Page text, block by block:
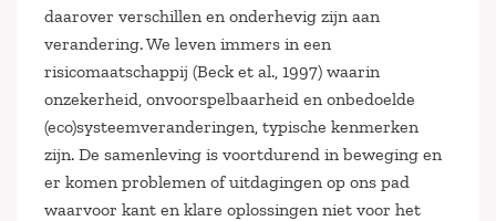
daarover verschillen en onderhevig zijn aan
verandering. We leven immers in een
risicomaatschappij (Beck et al., 1997) waarin
onzekerheid, onvoorspelbaarheid en onbedoelde
(eco)systeemveranderingen, typische kenmerken
zijn. De samenleving is voortdurend in beweging en
er komen problemen of uitdagingen op ons pad
waarvoor kant en klare oplossingen niet voor het